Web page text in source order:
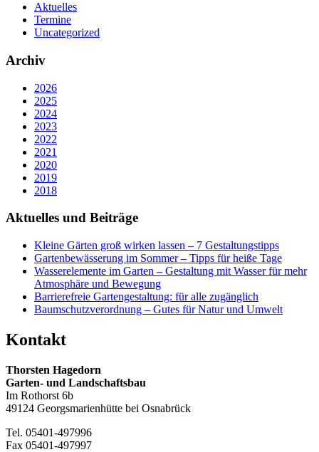
Aktuelles
Termine
Uncategorized
Archiv
2026
2025
2024
2023
2022
2021
2020
2019
2018
Aktuelles und Beiträge
Kleine Gärten groß wirken lassen – 7 Gestaltungstipps
Gartenbewässerung im Sommer – Tipps für heiße Tage
Wasserelemente im Garten – Gestaltung mit Wasser für mehr
Atmosphäre und Bewegung
Barrierefreie Gartengestaltung: für alle zugänglich
Baumschutzverordnung – Gutes für Natur und Umwelt
Kontakt
Thorsten Hagedorn
Garten- und Landschaftsbau
Im Rothorst 6b
49124 Georgsmarienhütte bei Osnabrück
Tel. 05401-497996
Fax 05401-497997